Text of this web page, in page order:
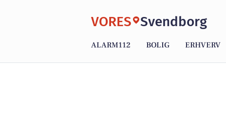
VORES Svendborg
ALARM112 BOLIG ERHVERV